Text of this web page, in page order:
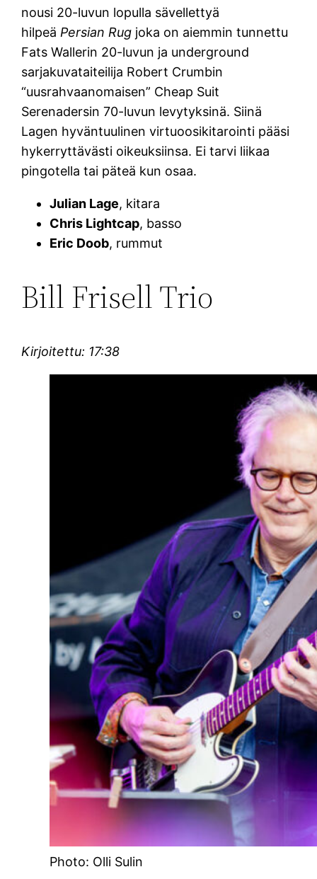
nousi 20-luvun lopulla sävellettyä
hilpeä Persian Rug joka on aiemmin tunnettu
Fats Wallerin 20-luvun ja underground
sarjakuvataiteilija Robert Crumbin
“uusrahvaanomaisen” Cheap Suit
Serenadersin 70-luvun levytyksinä. Siinä
Lagen hyväntuulinen virtuoosikitarointi pääsi
hykerryttävästi oikeuksiinsa. Ei tarvi liikaa
pingotella tai päteä kun osaa.
Julian Lage, kitara
Chris Lightcap, basso
Eric Doob, rummut
Bill Frisell Trio
Kirjoitettu: 17:38
Photo: Olli Sulin